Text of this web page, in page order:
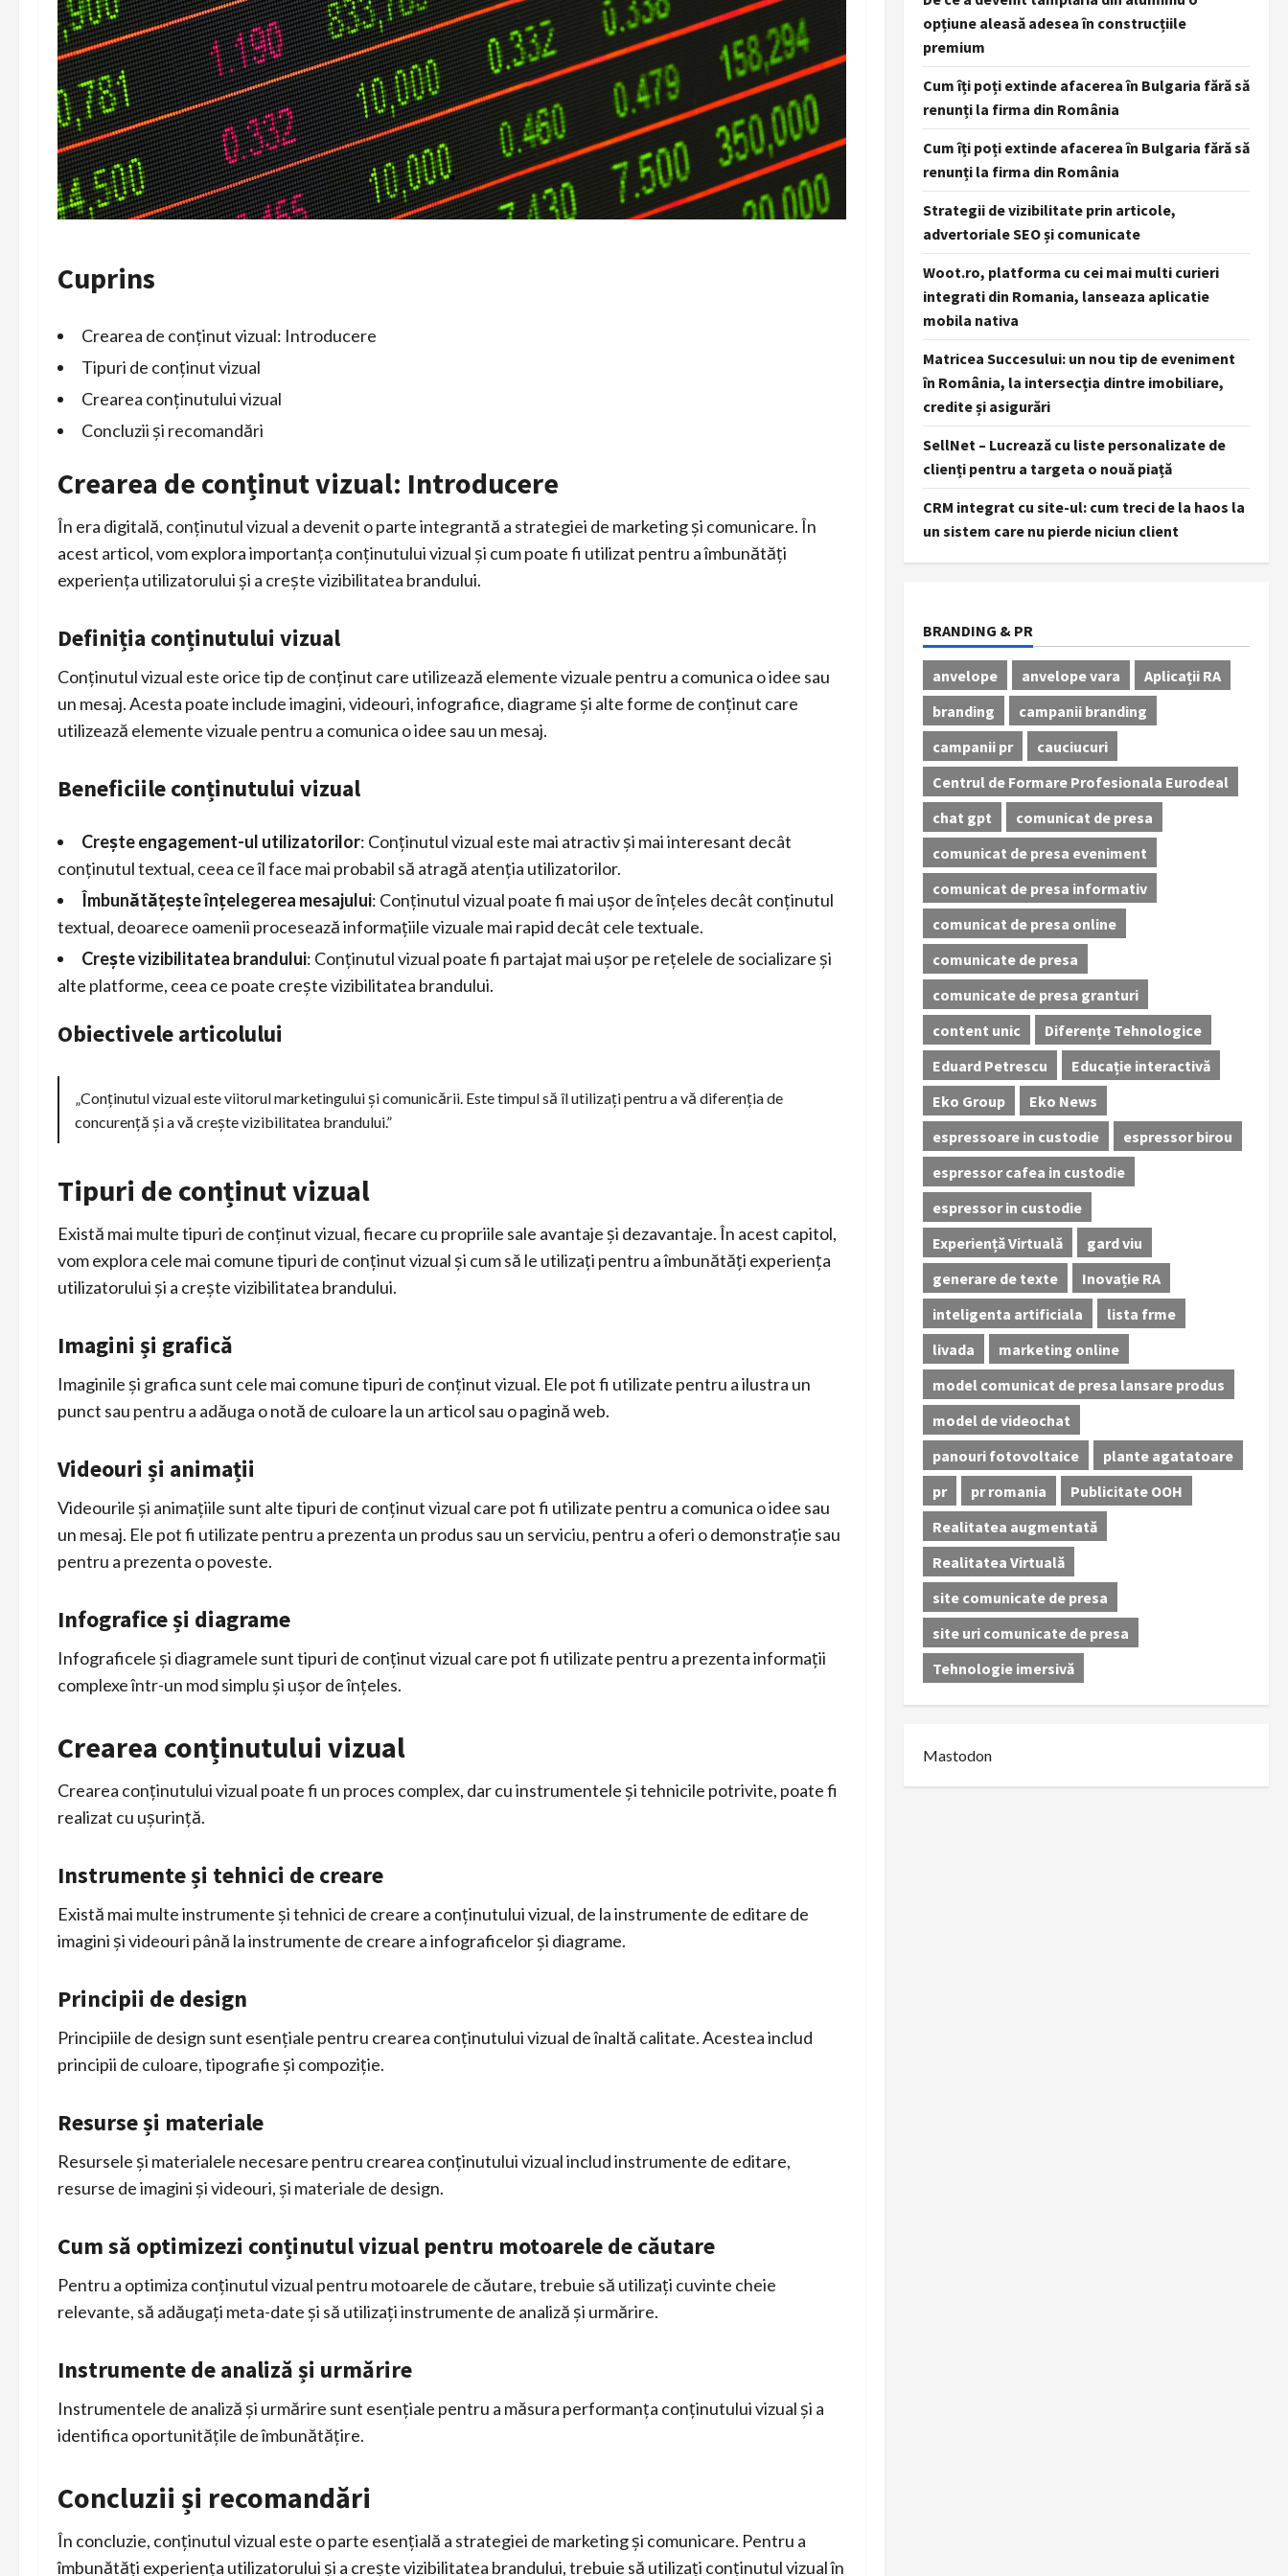
Cuprins
Crearea de conținut vizual: Introducere
Tipuri de conținut vizual
Crearea conținutului vizual
Concluzii și recomandări
Crearea de conținut vizual: Introducere
În era digitală, conținutul vizual a devenit o parte integrantă a strategiei de marketing și comunicare. În
acest articol, vom explora importanța conținutului vizual și cum poate fi utilizat pentru a îmbunătăți
experiența utilizatorului și a crește vizibilitatea brandului.
Definiția conținutului vizual
Conținutul vizual este orice tip de conținut care utilizează elemente vizuale pentru a comunica o idee sau
un mesaj. Acesta poate include imagini, videouri, infografice, diagrame și alte forme de conținut care
utilizează elemente vizuale pentru a comunica o idee sau un mesaj.
Beneficiile conținutului vizual
Crește engagement-ul utilizatorilor: Conținutul vizual este mai atractiv și mai interesant decât
conținutul textual, ceea ce îl face mai probabil să atragă atenția utilizatorilor.
Îmbunătățește înțelegerea mesajului: Conținutul vizual poate fi mai ușor de înțeles decât conținutul
textual, deoarece oamenii procesează informațiile vizuale mai rapid decât cele textuale.
Crește vizibilitatea brandului: Conținutul vizual poate fi partajat mai ușor pe rețelele de socializare și
alte platforme, ceea ce poate crește vizibilitatea brandului.
Obiectivele articolului
„Conținutul vizual este viitorul marketingului și comunicării. Este timpul să îl utilizați pentru a vă diferenția de
concurență și a vă crește vizibilitatea brandului.”
Tipuri de conținut vizual
Există mai multe tipuri de conținut vizual, fiecare cu propriile sale avantaje și dezavantaje. În acest capitol,
vom explora cele mai comune tipuri de conținut vizual și cum să le utilizați pentru a îmbunătăți experiența
utilizatorului și a crește vizibilitatea brandului.
Imagini și grafică
Imaginile și grafica sunt cele mai comune tipuri de conținut vizual. Ele pot fi utilizate pentru a ilustra un
punct sau pentru a adăuga o notă de culoare la un articol sau o pagină web.
Videouri și animații
Videourile și animațiile sunt alte tipuri de conținut vizual care pot fi utilizate pentru a comunica o idee sau
un mesaj. Ele pot fi utilizate pentru a prezenta un produs sau un serviciu, pentru a oferi o demonstrație sau
pentru a prezenta o poveste.
Infografice și diagrame
Infograficele și diagramele sunt tipuri de conținut vizual care pot fi utilizate pentru a prezenta informații
complexe într-un mod simplu și ușor de înțeles.
Crearea conținutului vizual
Crearea conținutului vizual poate fi un proces complex, dar cu instrumentele și tehnicile potrivite, poate fi
realizat cu ușurință.
Instrumente și tehnici de creare
Există mai multe instrumente și tehnici de creare a conținutului vizual, de la instrumente de editare de
imagini și videouri până la instrumente de creare a infograficelor și diagrame.
Principii de design
Principiile de design sunt esențiale pentru crearea conținutului vizual de înaltă calitate. Acestea includ
principii de culoare, tipografie și compoziție.
Resurse și materiale
Resursele și materialele necesare pentru crearea conținutului vizual includ instrumente de editare,
resurse de imagini și videouri, și materiale de design.
Cum să optimizezi conținutul vizual pentru motoarele de căutare
Pentru a optimiza conținutul vizual pentru motoarele de căutare, trebuie să utilizați cuvinte cheie
relevante, să adăugați meta-date și să utilizați instrumente de analiză și urmărire.
Instrumente de analiză și urmărire
Instrumentele de analiză și urmărire sunt esențiale pentru a măsura performanța conținutului vizual și a
identifica oportunitățile de îmbunătățire.
Concluzii și recomandări
În concluzie, conținutul vizual este o parte esențială a strategiei de marketing și comunicare. Pentru a
îmbunătăți experiența utilizatorului și a crește vizibilitatea brandului, trebuie să utilizați conținutul vizual în
opțiune aleasă adesea în construcțiile
premium
Cum îți poți extinde afacerea în Bulgaria fără să
renunți la firma din România
Cum îți poți extinde afacerea în Bulgaria fără să
renunți la firma din România
Strategii de vizibilitate prin articole,
advertoriale SEO și comunicate
Woot.ro, platforma cu cei mai multi curieri
integrati din Romania, lanseaza aplicatie
mobila nativa
Matricea Succesului: un nou tip de eveniment
în România, la intersecția dintre imobiliare,
credite și asigurări
SellNet – Lucrează cu liste personalizate de
clienți pentru a targeta o nouă piață
CRM integrat cu site-ul: cum treci de la haos la
un sistem care nu pierde niciun client
BRANDING & PR
anvelope anvelope vara
Aplicații RA
branding
campanii branding
campanii pr
cauciucuri
Centrul de Formare Profesionala Eurodeal
chat gpt
comunicat de presa
comunicat de presa eveniment
comunicat de presa informativ
comunicat de presa online
comunicate de presa
comunicate de presa granturi
content unic
Diferențe Tehnologice
Eduard Petrescu
Educație interactivă
Eko Group
Eko News
espressoare in custodie
espressor birou
espressor cafea in custodie
espressor in custodie
Experiență Virtuală
gard viu
generare de texte
Inovație RA
inteligenta artificiala
lista frme
livada
marketing online
model comunicat de presa lansare produs
model de videochat
panouri fotovoltaice
plante agatatoare
pr
pr romania
Publicitate OOH
Realitatea augmentată
Realitatea Virtuală
site comunicate de presa
site uri comunicate de presa
Tehnologie imersivă
Mastodon